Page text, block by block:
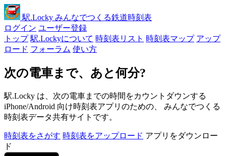
駅.Locky みんなでつくる鉄道時刻表
ログイン ユーザー登録
トップ 駅.Lockyについて 時刻表リスト 時刻表マップ アップ
ロード フォーラム 使い方
次の電車まで、あと何分?
駅.Locky は、次の電車までの時間をカウントダウンする
iPhone/Android 向け時刻表アプリのための、 みんなでつくる
時刻表データ共有サイトです。
時刻表をさがす 時刻表をアップロード アプリをダウンロー
ド